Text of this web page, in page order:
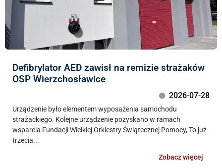
Defibrylator AED zawisł na remizie strażaków
OSP Wierzchosławice
2026-07-28
Urządzenie było elementem wyposażenia samochodu
strażackiego. Kolejne urządzenie pozyskano w ramach
wsparcia Fundacji Wielkiej Orkiestry Świątecznej Pomocy, To już
trzecia...
Zobacz więcej